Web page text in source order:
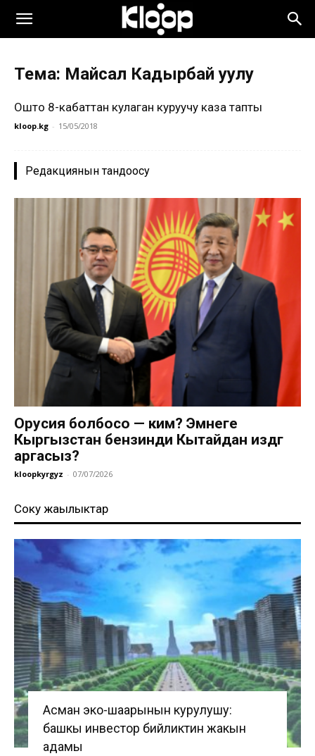
Тема: Майсал Кадырбай уулу
Ошто 8-кабаттан кулаган куруучу каза тапты
kloop.kg - 15/05/2018
Редакциянын тандоосу
Орусия болбосо — ким? Эмнеге
Кыргызстан бензинди Кытайдан издөөгө
аргасыз?
kloopkyrgyz - 07/07/2026
Соңку жаңылыктар
Асман эко-шаарынын курулушу:
башкы инвестор бийликтин жакын
адамы